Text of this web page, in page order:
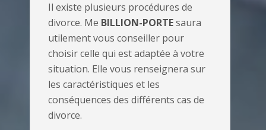
Il existe plusieurs procédures de
divorce. Me BILLION-PORTEsaura
utilement vous conseiller pour
choisir celle qui est adaptée à votre
situation. Elle vous renseignera sur
les caractéristiques et les
conséquences des différents cas de
divorce.